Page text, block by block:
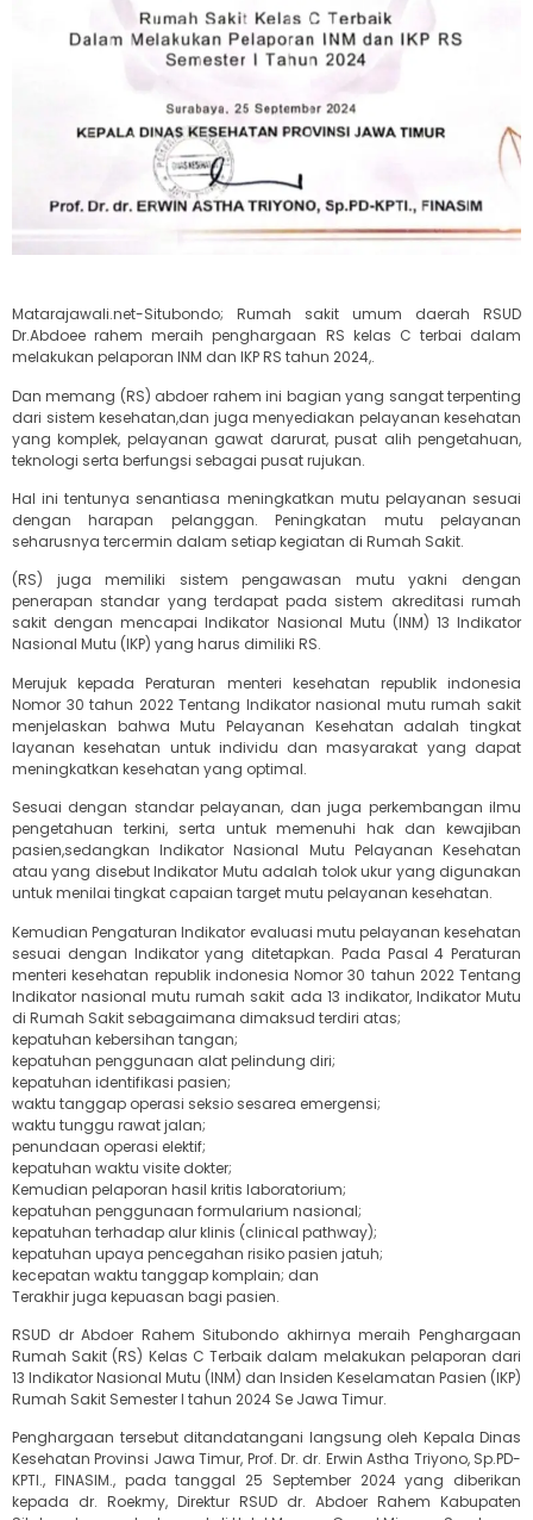
Matarajawali.net-Situbondo; Rumah sakit umum daerah RSUD
Dr.Abdoee rahem meraih penghargaan RS kelas C terbai dalam
melakukan pelaporan INM dan IKP RS tahun 2024,.
Dan memang (RS) abdoer rahem ini bagian yang sangat terpenting
dari sistem kesehatan,dan juga menyediakan pelayanan kesehatan
yang komplek, pelayanan gawat darurat, pusat alih pengetahuan,
teknologi serta berfungsi sebagai pusat rujukan.
Hal ini tentunya senantiasa meningkatkan mutu pelayanan sesuai
dengan harapan pelanggan. Peningkatan mutu pelayanan
seharusnya tercermin dalam setiap kegiatan di Rumah Sakit.
(RS) juga memiliki sistem pengawasan mutu yakni dengan
penerapan standar yang terdapat pada sistem akreditasi rumah
sakit dengan mencapai Indikator Nasional Mutu (INM) 13 Indikator
Nasional Mutu (IKP) yang harus dimiliki RS.
Merujuk kepada Peraturan menteri kesehatan republik indonesia
Nomor 30 tahun 2022 Tentang Indikator nasional mutu rumah sakit
menjelaskan bahwa Mutu Pelayanan Kesehatan adalah tingkat
layanan kesehatan untuk individu dan masyarakat yang dapat
meningkatkan kesehatan yang optimal.
Sesuai dengan standar pelayanan, dan juga perkembangan ilmu
pengetahuan terkini, serta untuk memenuhi hak dan kewajiban
pasien,sedangkan Indikator Nasional Mutu Pelayanan Kesehatan
atau yang disebut Indikator Mutu adalah tolok ukur yang digunakan
untuk menilai tingkat capaian target mutu pelayanan kesehatan.
Kemudian Pengaturan Indikator evaluasi mutu pelayanan kesehatan
sesuai dengan Indikator yang ditetapkan. Pada Pasal 4 Peraturan
menteri kesehatan republik indonesia Nomor 30 tahun 2022 Tentang
Indikator nasional mutu rumah sakit ada 13 indikator, Indikator Mutu
di Rumah Sakit sebagaimana dimaksud terdiri atas;
kepatuhan kebersihan tangan;
kepatuhan penggunaan alat pelindung diri;
kepatuhan identifikasi pasien;
waktu tanggap operasi seksio sesarea emergensi;
waktu tunggu rawat jalan;
penundaan operasi elektif;
kepatuhan waktu visite dokter;
Kemudian pelaporan hasil kritis laboratorium;
kepatuhan penggunaan formularium nasional;
kepatuhan terhadap alur klinis (clinical pathway);
kepatuhan upaya pencegahan risiko pasien jatuh;
kecepatan waktu tanggap komplain; dan
Terakhir juga kepuasan bagi pasien.
RSUD dr Abdoer Rahem Situbondo akhirnya meraih Penghargaan
Rumah Sakit (RS) Kelas C Terbaik dalam melakukan pelaporan dari
13 Indikator Nasional Mutu (INM) dan Insiden Keselamatan Pasien (IKP)
Rumah Sakit Semester I tahun 2024 Se Jawa Timur.
Penghargaan tersebut ditandatangani langsung oleh Kepala Dinas
Kesehatan Provinsi Jawa Timur, Prof. Dr. dr. Erwin Astha Triyono, Sp.PD-
KPTI., FINASIM., pada tanggal 25 September 2024 yang diberikan
kepada dr. Roekmy, Direktur RSUD dr. Abdoer Rahem Kabupaten